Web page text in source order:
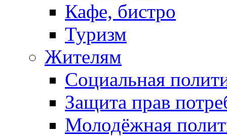
Кафе, бистро
Туризм
Жителям
Социальная
Защита прав
Молодёжная